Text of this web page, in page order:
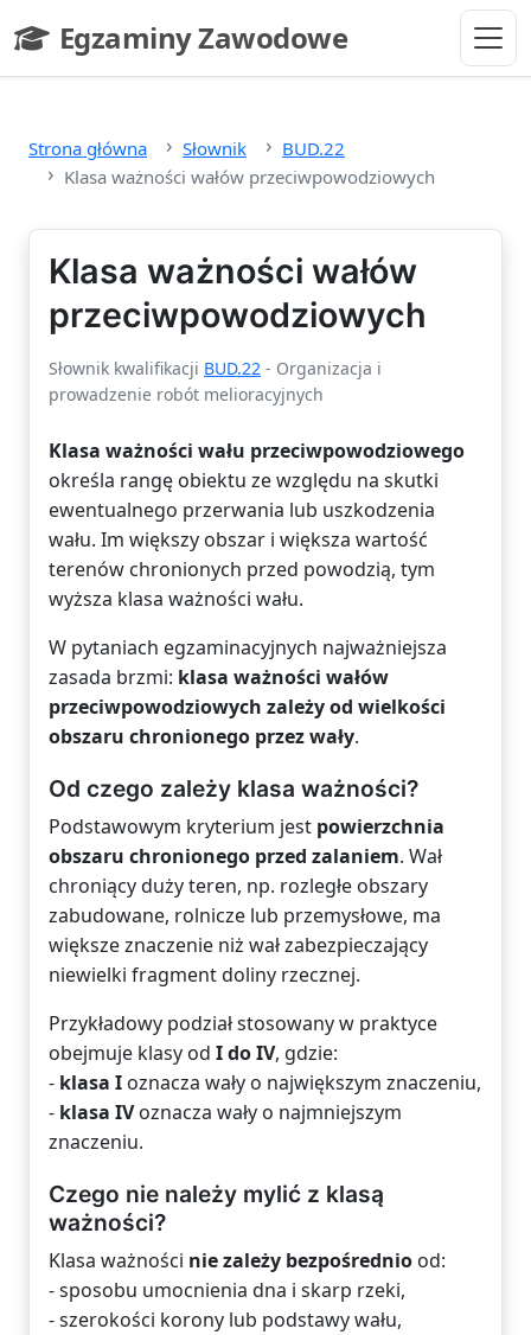
Egzaminy Zawodowe
- strona główna
Strona główna Słownik
BUD.22
Klasa ważności wałów przeciwpowodziowych
Klasa ważności wałów
przeciwpowodziowych
Słownik kwalifikacji BUD.22 - Organizacja i
prowadzenie robót melioracyjnych
Klasa ważności wału przeciwpowodziowego
określa rangę obiektu ze względu na skutki
ewentualnego przerwania lub uszkodzenia
wału. Im większy obszar i większa wartość
terenów chronionych przed powodzią, tym
wyższa klasa ważności wału.
W pytaniach egzaminacyjnych najważniejsza
zasada brzmi: klasa ważności wałów
przeciwpowodziowych zależy od wielkości
obszaru chronionego przez wały.
Od czego zależy klasa ważności?
Podstawowym kryterium jest powierzchnia
obszaru chronionego przed zalaniem. Wał
chroniący duży teren, np. rozległe obszary
zabudowane, rolnicze lub przemysłowe, ma
większe znaczenie niż wał zabezpieczający
niewielki fragment doliny rzecznej.
Przykładowy podział stosowany w praktyce
obejmuje klasy od I do IV, gdzie:
- klasa I oznacza wały o największym znaczeniu,
- klasa IVoznacza wały o najmniejszym
znaczeniu.
Czego nie należy mylić z klasą
ważności?
Klasa ważności nie zależy bezpośrednio od:
- sposobu umocnienia dna i skarp rzeki,
- szerokości korony lub podstawy wału,